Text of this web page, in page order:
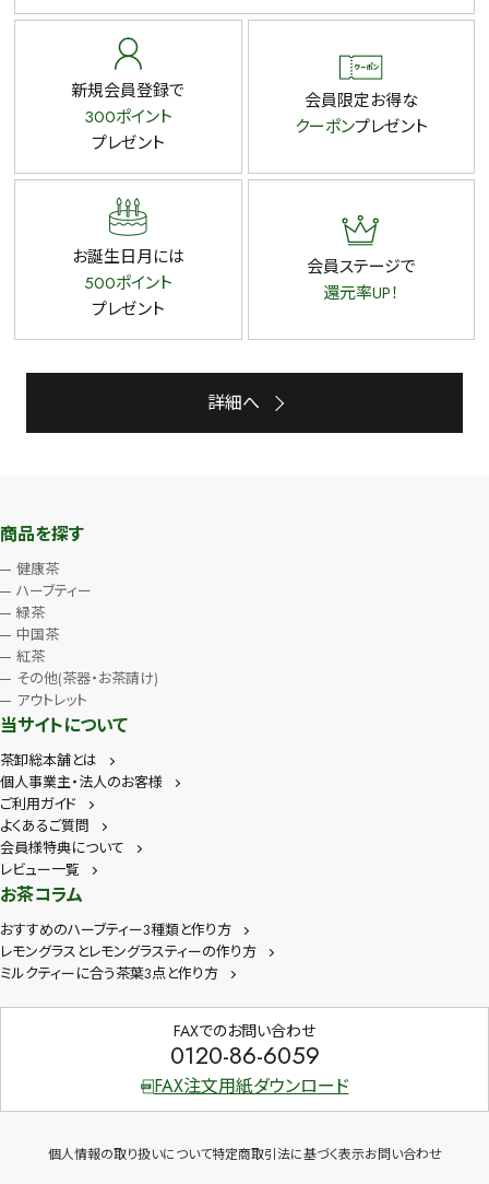
新規会員登録で
300ポイント
プレゼント
会員限定お得な
クーポンプレゼント
お誕生日月には
500ポイント
プレゼント
会員ステージで
還元率UP！
詳細へ
商品を探す
健康茶
ハーブティー
緑茶
中国茶
紅茶
その他(茶器・お茶請け)
アウトレット
当サイトについて
茶卸総本舗とは
個人事業主・法人のお客様
ご利用ガイド
よくあるご質問
会員様特典について
レビュー一覧
お茶コラム
おすすめのハーブティー3種類と作り方
レモングラスとレモングラスティーの作り方
ミルクティーに合う茶葉3点と作り方
FAXでのお問い合わせ
0120-86-6059
FAX注文用紙ダウンロード
個人情報の取り扱いについて特定商取引法に基づく表示お問い合わせ